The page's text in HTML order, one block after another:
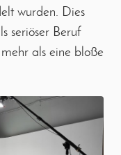
wurden. Dies
seriöser Beruf
als eine bloße